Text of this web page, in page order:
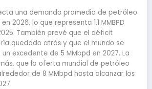
una demanda promedio de petróleo
2026, lo que representa 1,1 MMBPD
También prevé que el déficit
quedado atrás y que el mundo se
excedente de 5 MMbpd en 2027. La
que la oferta mundial de petróleo
de 8 MMbpd hasta alcanzar los